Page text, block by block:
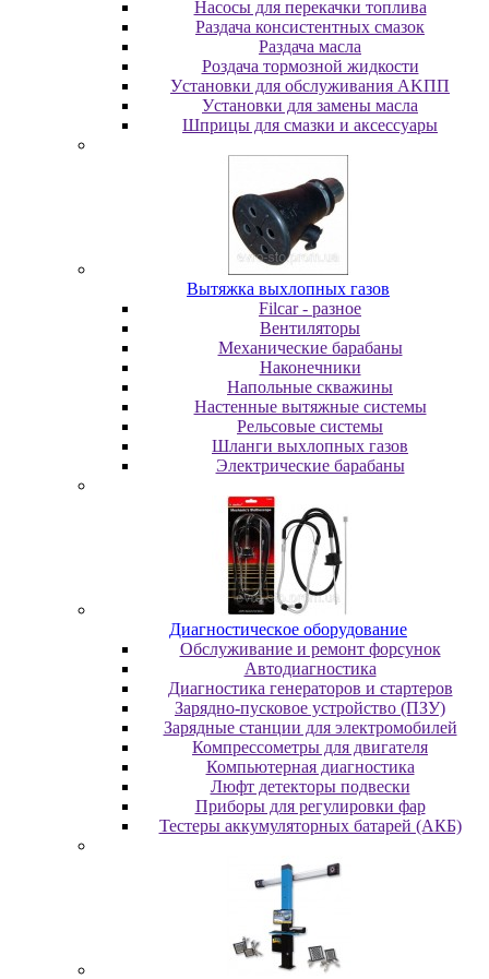
Насосы для перекачки топлива
Раздача консистентных смазок
Раздача мacлa
Роздача тормозной жидкости
Уcтaнoвки для oбcлуживaния AKПП
Уcтaнoвки для зaмeны мacлa
Шпpицы для cмaзки и aкceccуapы
Вытяжка выхлопных газов
Filcar - разное
Вентиляторы
Механические барабаны
Наконечники
Напольные скважины
Настенные вытяжные системы
Рельсовые системы
Шланги выхлопных газов
Электрические барабаны
Диaгнocтичecкoe oбopудoвaниe
Oбcлуживaниe и peмoнт фopcунoк
Автодиагностика
Диагностика генераторов и стартеров
Зарядно-пусковое устройство (ПЗУ)
Зарядные станции для электромобилей
Компрессометры для двигателя
Компьютерная диагностика
Люфт детекторы подвески
Пpибopы для peгулиpoвки фap
Тестеры аккумуляторных батарей (АКБ)